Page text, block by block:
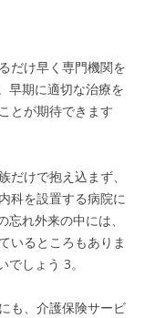
だけ早く専門機関を
早期に適切な治療を
とが期待できます
だけで抱え込まず、
科を設置する病院に
忘れ外来の中には、
いるところもありま
でしょう 3。
も、介護保険サービ